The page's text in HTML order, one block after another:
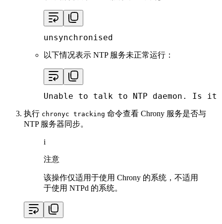
unsynchronised
以下情况表示 NTP 服务未正常运行：
Unable to talk to NTP daemon. Is it
执行 chronyc tracking 命令查看 Chrony 服务是否与
NTP 服务器同步。
i
注意
该操作仅适用于使用 Chrony 的系统，不适用
于使用 NTPd 的系统。